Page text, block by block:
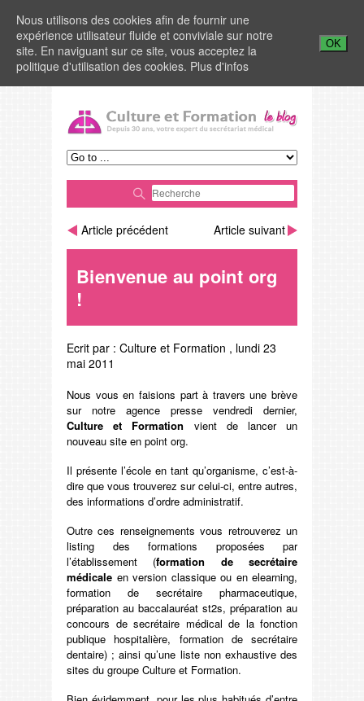
Article précédent Article suivant
Bienvenue au point org
!
Ecrit par : Culture et Formation , lundi 23
mai 2011
Nous vous en faisions part à travers une brève
sur notre agence presse vendredi dernier,
Culture et Formation vient de lancer un
nouveau site en point org.
Il présente l’école en tant qu’organisme, c’est-à-
dire que vous trouverez sur celui-ci, entre autres,
des informations d’ordre administratif.
Outre ces renseignements vous retrouverez un
listing des formations proposées par
l’établissement (formation de secrétaire
médicale en version classique ou en elearning,
formation de secrétaire pharmaceutique,
préparation au baccalauréat st2s, préparation au
concours de secrétaire médical de la fonction
publique hospitalière, formation de secrétaire
dentaire) ; ainsi qu’une liste non exhaustive des
sites du groupe Culture et Formation.
Nous utilisons des cookies afin de fournir une
expérience utilisateur fluide et conviviale sur notre
site. En naviguant sur ce site, vous acceptez la
politique d'utilisation des cookies. Plus d'infos
OK